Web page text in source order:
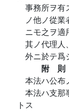
事務所ヲ有
ノ他ノ從
ニモ之ヲ適
其ノ代理人
外ニ於テ爲
附 則
本法ハ公布
本法ハ支那
トス